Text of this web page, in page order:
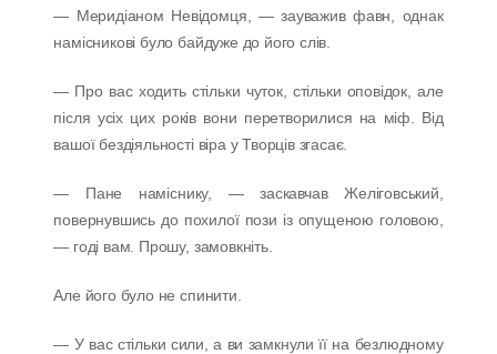
— Меридіаном Невідомця, — зауважив фавн, однак
намісникові було байдуже до його слів.
— Про вас ходить стільки чуток, стільки оповідок, але
після усіх цих років вони перетворилися на міф. Від
вашої бездіяльності віра у Творців згасає.
— Пане наміснику, — заскавчав Желіговський,
повернувшись до похилої пози із опущеною головою,
— годі вам. Прошу, замовкніть.
Але його було не спинити.
— У вас стільки сили, а ви замкнули її на безлюдному